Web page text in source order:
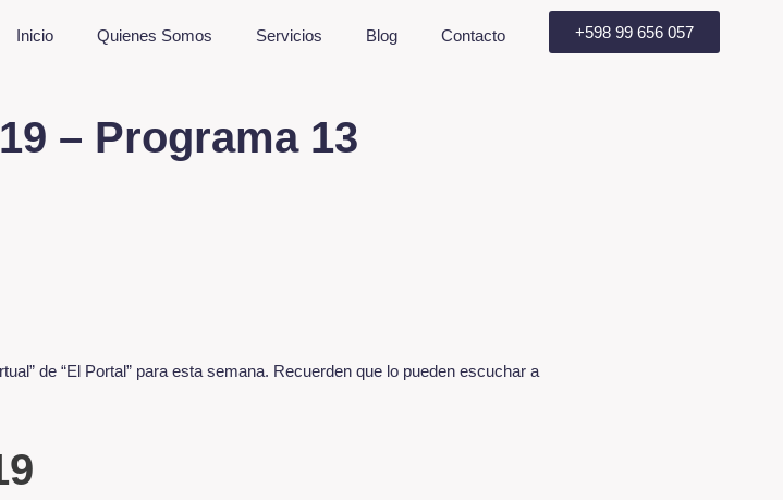
Inicio Quienes Somos Servicios Blog Contacto +598 99 656 057
– Programa 13
de “El Portal” para esta semana. Recuerden que lo pueden escuchar a